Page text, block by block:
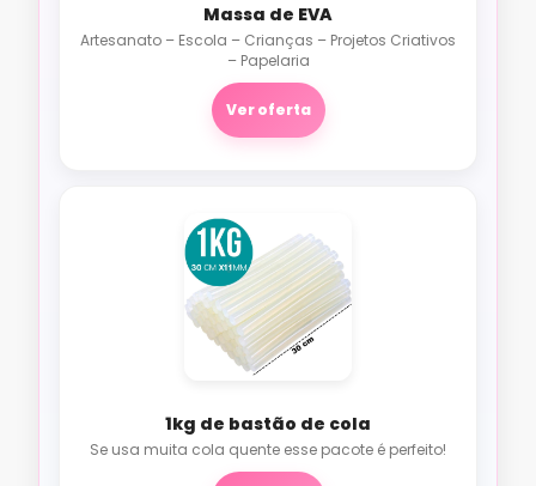
Massa de EVA
Artesanato – Escola – Crianças – Projetos Criativos
– Papelaria
Ver oferta
1kg de bastão de cola
Se usa muita cola quente esse pacote é perfeito!